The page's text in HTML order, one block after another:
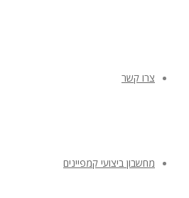
צרו קשר
מחשבון ביצועי קמפיינים